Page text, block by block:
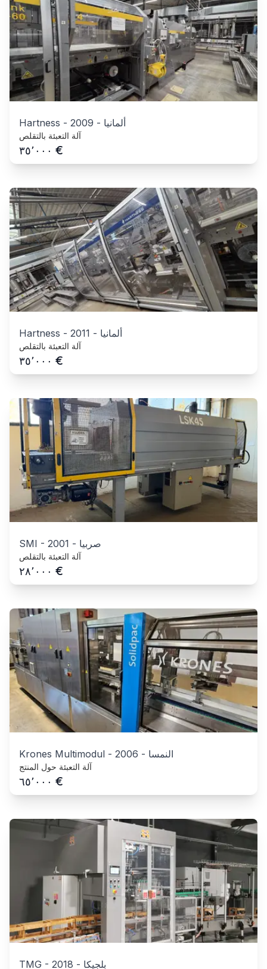
Hartness - 2009 - ألمانيا
آلة التعبئة بالتقلص
٣٥٬٠٠٠ €
Hartness - 2011 - ألمانيا
آلة التعبئة بالتقلص
٣٥٬٠٠٠ €
SMI - 2001 - صربيا
آلة التعبئة بالتقلص
٢٨٬٠٠٠ €
Krones Multimodul - 2006 - النمسا
آلة التعبئة حول المنتج
٦٥٬٠٠٠ €
TMG - 2018 - بلجيكا